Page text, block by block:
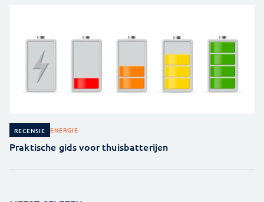
RECENSIE ENERGIE
Praktische gids voor thuisbatterijen